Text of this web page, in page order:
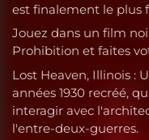
est finalement le plus
Jouez dans un film
Prohibition et faites
Lost Heaven, Illinois :
années 1930 recréé,
interagir avec
l'entre-deux-guerres.